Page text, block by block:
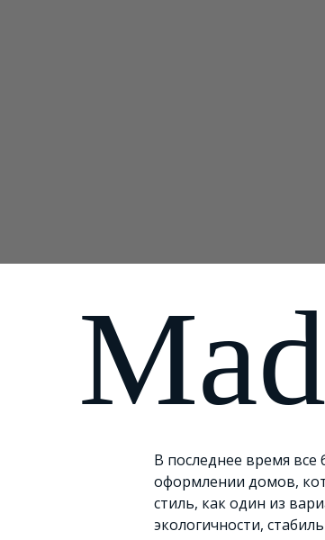
В последнее время
оформлении домов,
стиль, как один из
экологичности,